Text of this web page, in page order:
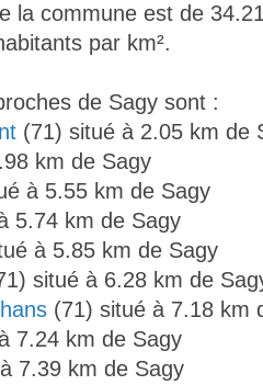
la commune est de
par km².
de Sagy sont :
(71) situé à 2.05 km de
km de Sagy
à 5.55 km de Sagy
5.74 km de Sagy
à 5.85 km de Sagy
situé à 6.28 km de
(71) situé à 7.18 km
7.24 km de Sagy
7.39 km de Sagy